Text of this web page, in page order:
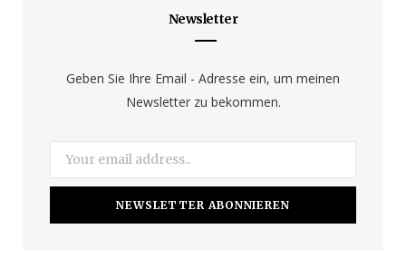
k
a
g
r
a
Newsletter
Geben Sie Ihre Email - Adresse ein, um meinen
Newsletter zu bekommen.